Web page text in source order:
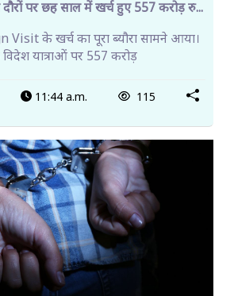
पर छह साल में खर्च हुए 557 करोड़ रु...
के खर्च का पूरा ब्यौरा सामने आया।
यात्राओं पर 557 करोड़
11:44 a.m. 115